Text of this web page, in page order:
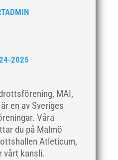
2025
MAI,
en av Sveriges
Våra
du på Malmö
Atleticum,
vårt kansli.